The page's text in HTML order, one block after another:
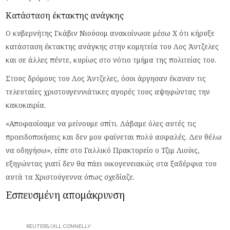
Κατάσταση έκτακτης ανάγκης
Ο κυβερνήτης Γκάβιν Νιούσομ ανακοίνωσε μέσω X ότι κήρυξε
κατάσταση έκτακτης ανάγκης στην κομητεία του Λος Άντζελες
και σε άλλες πέντε, κυρίως στο νότιο τμήμα της πολιτείας του.
Στους δρόμους του Λος Άντζελες, όσοι άργησαν έκαναν τις
τελευταίες χριστουγεννιάτικες αγορές τους αψηφώντας την
κακοκαιρία.
«Αποφασίσαμε να μείνουμε σπίτι. Λάβαμε όλες αυτές τις
προειδοποιήσεις και δεν μου φαίνεται πολύ ασφαλές. Δεν θέλω
να οδηγήσω», είπε στο Γαλλικό Πρακτορείο ο Τζιμ Λιούις,
εξηγώντας γιατί δεν θα πάει οικογενειακώς στα ξαδέρφια του
αυτά τα Χριστούγεννα όπως σχεδίαζε.
Εσπευσμένη απομάκρυνση
REUTERS/JILL CONNELLY